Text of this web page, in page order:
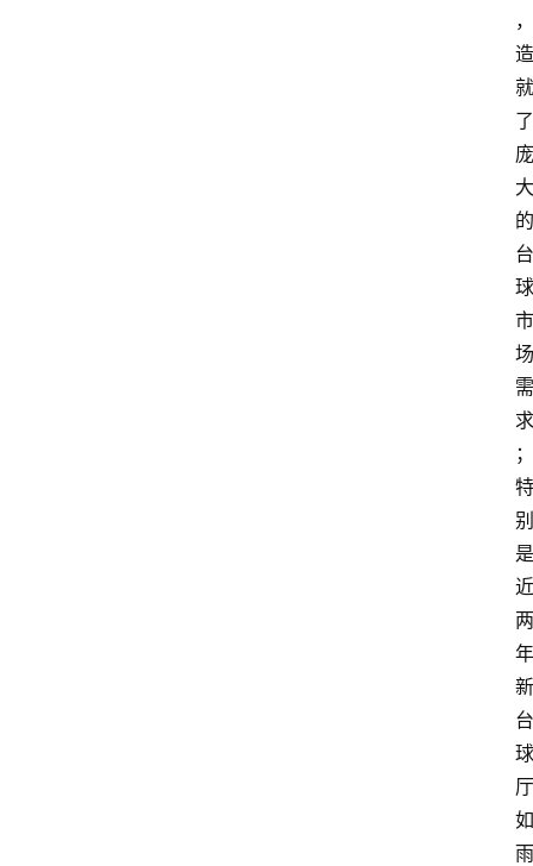
，
造
就
了
庞
大
的
台
球
市
场
需
求
；
特
别
是
近
两
年
新
台
球
厅
如
雨